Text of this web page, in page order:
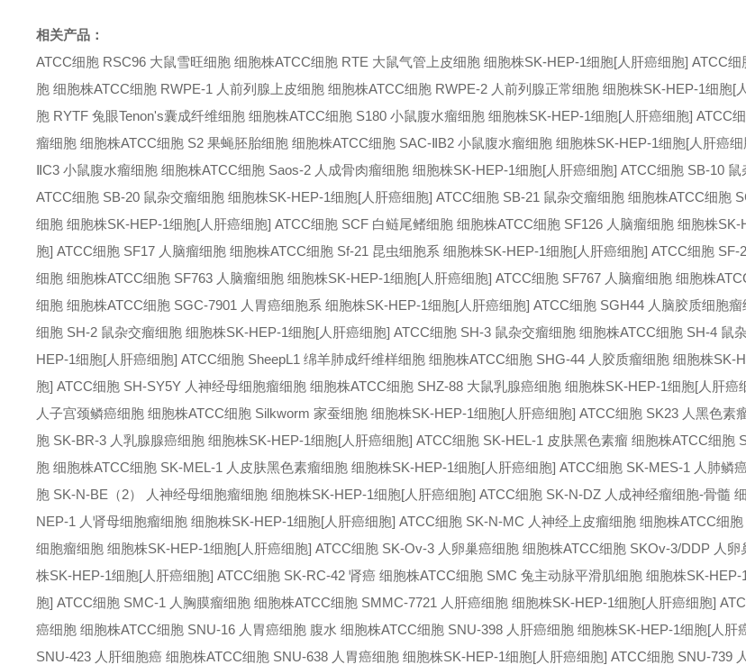
相关产品：
ATCC细胞 RSC96 大鼠雪旺细胞 细胞株ATCC细胞 RTE 大鼠气管上皮细胞 细胞株SK-HEP-1细胞[人肝癌细胞] ATCC
胞 细胞株ATCC细胞 RWPE-1 人前列腺上皮细胞 细胞株ATCC细胞 RWPE-2 人前列腺正常细胞 细胞株SK-HEP-1细胞[
胞 RYTF 兔眼Tenon's囊成纤维细胞 细胞株ATCC细胞 S180 小鼠腹水瘤细胞 细胞株SK-HEP-1细胞[人肝癌细胞] ATCC
瘤细胞 细胞株ATCC细胞 S2 果蝇胚胎细胞 细胞株ATCC细胞 SAC-ⅡB2 小鼠腹水瘤细胞 细胞株SK-HEP-1细胞[人肝癌
ⅡC3 小鼠腹水瘤细胞 细胞株ATCC细胞 Saos-2 人成骨肉瘤细胞 细胞株SK-HEP-1细胞[人肝癌细胞] ATCC细胞 SB-10
ATCC细胞 SB-20 鼠杂交瘤细胞 细胞株SK-HEP-1细胞[人肝癌细胞] ATCC细胞 SB-21 鼠杂交瘤细胞 细胞株ATCC细胞
细胞 细胞株SK-HEP-1细胞[人肝癌细胞] ATCC细胞 SCF 白鲢尾鳍细胞 细胞株ATCC细胞 SF126 人脑瘤细胞 细胞株SK-
胞] ATCC细胞 SF17 人脑瘤细胞 细胞株ATCC细胞 Sf-21 昆虫细胞系 细胞株SK-HEP-1细胞[人肝癌细胞] ATCC细胞 SF-
细胞 细胞株ATCC细胞 SF763 人脑瘤细胞 细胞株SK-HEP-1细胞[人肝癌细胞] ATCC细胞 SF767 人脑瘤细胞 细胞株
细胞 细胞株ATCC细胞 SGC-7901 人胃癌细胞系 细胞株SK-HEP-1细胞[人肝癌细胞] ATCC细胞 SGH44 人脑胶质细胞
细胞 SH-2 鼠杂交瘤细胞 细胞株SK-HEP-1细胞[人肝癌细胞] ATCC细胞 SH-3 鼠杂交瘤细胞 细胞株ATCC细胞 SH-4 鼠
HEP-1细胞[人肝癌细胞] ATCC细胞 SheepL1 绵羊肺成纤维样细胞 细胞株ATCC细胞 SHG-44 人胶质瘤细胞 细胞株SK-
胞] ATCC细胞 SH-SY5Y 人神经母细胞瘤细胞 细胞株ATCC细胞 SHZ-88 大鼠乳腺癌细胞 细胞株SK-HEP-1细胞[人肝癌
人子宫颈鳞癌细胞 细胞株ATCC细胞 Silkworm 家蚕细胞 细胞株SK-HEP-1细胞[人肝癌细胞] ATCC细胞 SK23 人黑色素
胞 SK-BR-3 人乳腺腺癌细胞 细胞株SK-HEP-1细胞[人肝癌细胞] ATCC细胞 SK-HEL-1 皮肤黑色素瘤 细胞株ATCC细胞
胞 细胞株ATCC细胞 SK-MEL-1 人皮肤黑色素瘤细胞 细胞株SK-HEP-1细胞[人肝癌细胞] ATCC细胞 SK-MES-1 人肺鳞
胞 SK-N-BE（2） 人神经母细胞瘤细胞 细胞株SK-HEP-1细胞[人肝癌细胞] ATCC细胞 SK-N-DZ 人成神经瘤细胞-骨髓
NEP-1 人肾母细胞瘤细胞 细胞株SK-HEP-1细胞[人肝癌细胞] ATCC细胞 SK-N-MC 人神经上皮瘤细胞 细胞株ATCC细
细胞瘤细胞 细胞株SK-HEP-1细胞[人肝癌细胞] ATCC细胞 SK-Ov-3 人卵巢癌细胞 细胞株ATCC细胞 SKOv-3/DDP 人卵
株SK-HEP-1细胞[人肝癌细胞] ATCC细胞 SK-RC-42 肾癌 细胞株ATCC细胞 SMC 兔主动脉平滑肌细胞 细胞株SK-HEP-
胞] ATCC细胞 SMC-1 人胸膜瘤细胞 细胞株ATCC细胞 SMMC-7721 人肝癌细胞 细胞株SK-HEP-1细胞[人肝癌细胞]
癌细胞 细胞株ATCC细胞 SNU-16 人胃癌细胞 腹水 细胞株ATCC细胞 SNU-398 人肝癌细胞 细胞株SK-HEP-1细胞[人肝
SNU-423 人肝细胞癌 细胞株ATCC细胞 SNU-638 人胃癌细胞 细胞株SK-HEP-1细胞[人肝癌细胞] ATCC细胞 SNU-739